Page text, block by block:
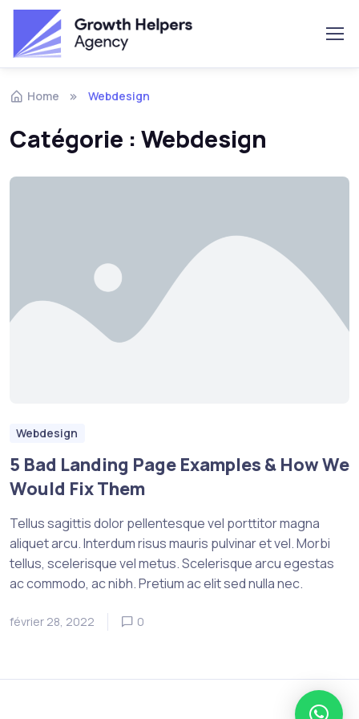
Skip to navigation
Skip to content
Home Webdesign
Catégorie : Webdesign
Webdesign
5 Bad Landing Page Examples & How We
Would Fix Them
Tellus sagittis dolor pellentesque vel porttitor magna
aliquet arcu. Interdum risus mauris pulvinar et vel. Morbi
tellus, scelerisque vel metus. Scelerisque arcu egestas
ac commodo, ac nibh. Pretium ac elit sed nulla nec.
février 28, 2022 0